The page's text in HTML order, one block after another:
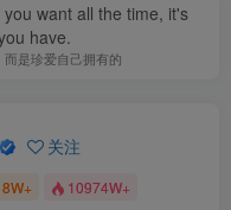
want all the time, it's
have.
是珍爱自己拥有的
关注
10974W+